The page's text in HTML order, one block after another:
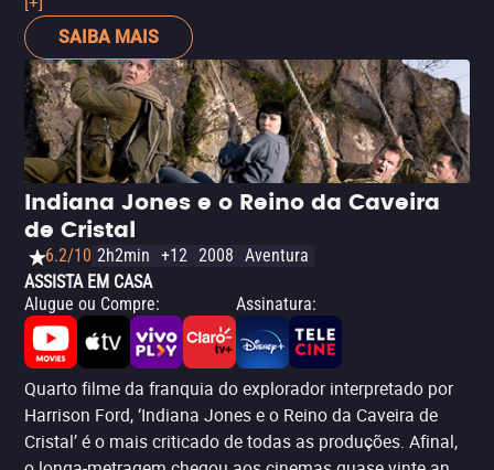
e a busca por um artefato bíblico. Porém, a história
ganha uma dimensão ainda maior com a introdução do
pai de Indy, vivido por Sean Connery, em uma química
perfeita com Harrison Ford. Ainda nas atuações,
destaque para River Phoenix vivendo um jovem Indiana
nas primeiras cenas da aventura. Já na direção,
Spielberg está em seu auge, entregando uma história
muito bem filmada, divertida e empolgante.
SAIBA MAIS
Indiana Jones e o Reino da Caveira
de Cristal
6.2/10 2h2min +12 2008 Aventura
ASSISTA EM CASA
Alugue ou Compre: Assinatura:
Quarto filme da franquia do explorador interpretado por
Harrison Ford, ‘Indiana Jones e o Reino da Caveira de
Cristal’ é o mais criticado de todas as produções. Afinal,